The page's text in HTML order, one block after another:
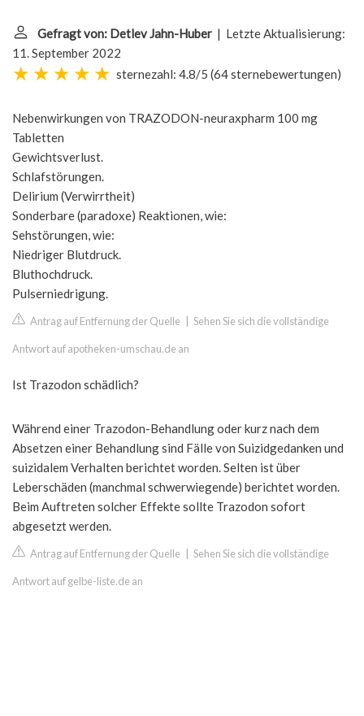
Gefragt von: Detlev Jahn-Huber | Letzte Aktualisierung:
11. September 2022
sternezahl: 4.8/5 (64 sternebewertungen)
Nebenwirkungen von TRAZODON-neuraxpharm 100 mg
Tabletten
Gewichtsverlust.
Schlafstörungen.
Delirium (Verwirrtheit)
Sonderbare (paradoxe) Reaktionen, wie:
Sehstörungen, wie:
Niedriger Blutdruck.
Bluthochdruck.
Pulserniedrigung.
Antrag auf Entfernung der Quelle Sehen Sie sich die vollständige
Antwort auf apotheken-umschau.de an
Ist Trazodon schädlich?
Während einer Trazodon-Behandlung oder kurz nach dem
Absetzen einer Behandlung sind Fälle von Suizidgedanken und
suizidalem Verhalten berichtet worden. Selten ist über
Leberschäden (manchmal schwerwiegende) berichtet worden.
Beim Auftreten solcher Effekte sollte Trazodon sofort
abgesetzt werden.
Antrag auf Entfernung der Quelle Sehen Sie sich die vollständige
Antwort auf gelbe-liste.de an